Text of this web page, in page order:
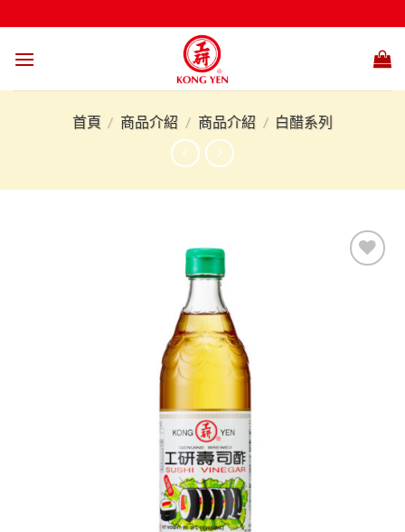
to
content
首頁 / 商品介紹 / 商品介紹 / 白醋系列